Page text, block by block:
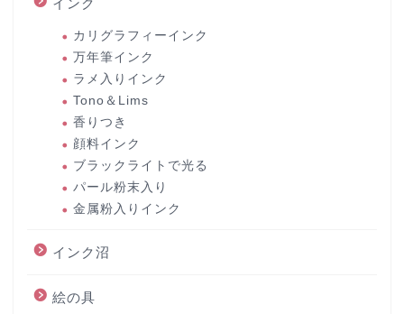
インク
カリグラフィーインク
万年筆インク
ラメ入りインク
Tono＆Lims
香りつき
顔料インク
ブラックライトで光る
パール粉末入り
金属粉入りインク
インク沼
絵の具